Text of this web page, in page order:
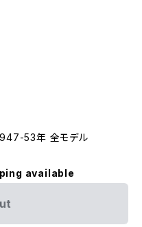
53年 全モデル
available